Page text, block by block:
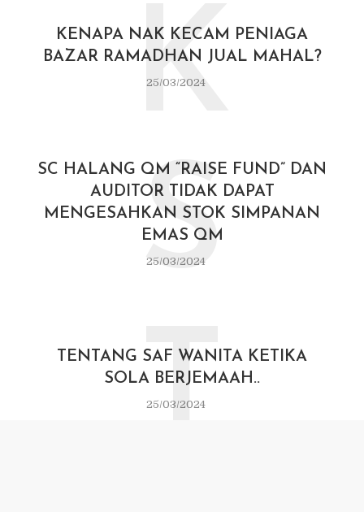
KENAPA NAK KECAM PENIAGA
BAZAR RAMADHAN JUAL MAHAL?
25/03/2024
K
SC HALANG QM “RAISE FUND” DAN
AUDITOR TIDAK DAPAT
MENGESAHKAN STOK SIMPANAN
EMAS QM
25/03/2024
S
TENTANG SAF WANITA KETIKA
SOLA BERJEMAAH..
25/03/2024
T